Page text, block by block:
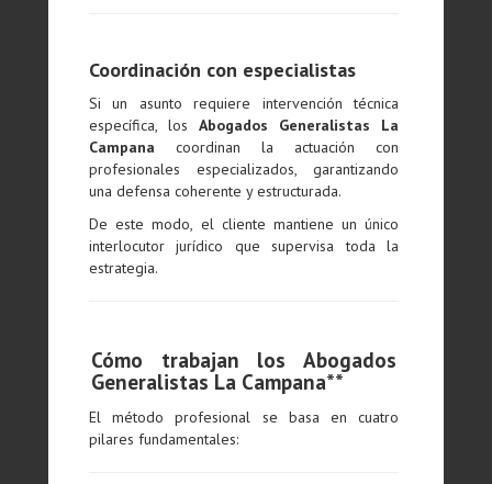
Coordinación con especialistas
Si un asunto requiere intervención técnica
específica, losAbogados Generalistas La
Campana coordinan la actuación con
profesionales especializados, garantizando
una defensa coherente y estructurada.
De este modo, el cliente mantiene un único
interlocutor jurídico que supervisa toda la
estrategia.
Cómo trabajan los Abogados
Generalistas La Campana**
El método profesional se basa en cuatro
pilares fundamentales: